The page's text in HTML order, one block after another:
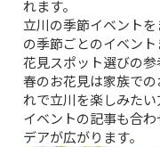
れます。
立川の季節イベントを
の季節ごとのイベント
花見スポット選びの参
春のお花見は家族で
れで立川を楽しみたい
イベントの記事も合
デアが広がります。